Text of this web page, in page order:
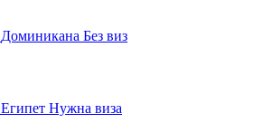
Доминикана Без виз
Египет Нужна виза